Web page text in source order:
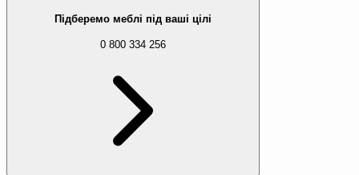
Підберемо меблі під ваші цілі
0 800 334 256